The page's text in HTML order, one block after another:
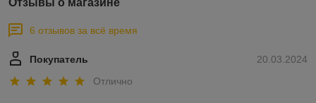
6 отзывов за всё время
20.03.2024
Покупатель
Отлично